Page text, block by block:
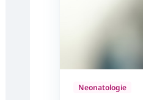
Neonatologie